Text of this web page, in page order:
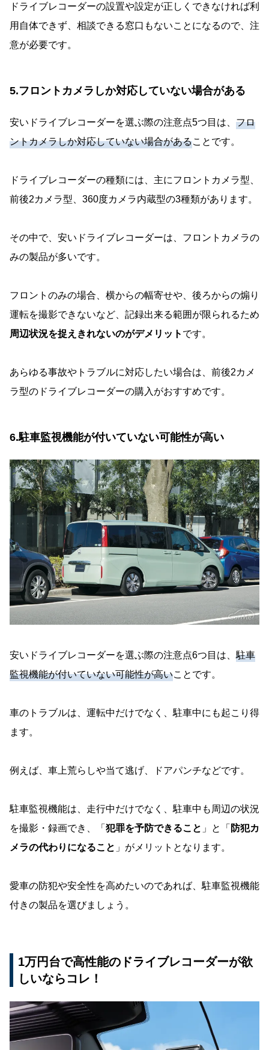
ドライブレコーダーの設置や設定が正しくできなければ利
用自体できず、相談できる窓口もないことになるので、注
意が必要です。
5.フロントカメラしか対応していない場合がある
安いドライブレコーダーを選ぶ際の注意点5つ目は、 フロ
ントカメラしか対応していない場合があることです。
ドライブレコーダーの種類には、主にフロントカメラ型、
前後2カメラ型、360度カメラ内蔵型の3種類があります。
その中で、安いドライブレコーダーは、フロントカメラの
みの製品が多いです。
フロントのみの場合、横からの幅寄せや、後ろからの煽り
運転を撮影できないなど、記録出来る範囲が限られるため
周辺状況を捉えきれないのがデメリット です。
あらゆる事故やトラブルに対応したい場合は、前後2カメ
ラ型のドライブレコーダーの購入がおすすめです。
6.駐車監視機能が付いていない可能性が高い
安いドライブレコーダーを選ぶ際の注意点6つ目は、 駐車
監視機能が付いていない可能性が高いことです。
車のトラブルは、運転中だけでなく、駐車中にも起こり得
ます。
例えば、車上荒らしや当て逃げ、ドアパンチなどです。
駐車監視機能は、走行中だけでなく、駐車中も周辺の状況
を撮影・録画でき、「 犯罪を予防できること 」と「 防犯カ
メラの代わりになること 」がメリットとなります。
愛車の防犯や安全性を高めたいのであれば、駐車監視機能
付きの製品を選びましょう。
1万円台で高性能のドライブレコーダーが欲
しいならコレ！